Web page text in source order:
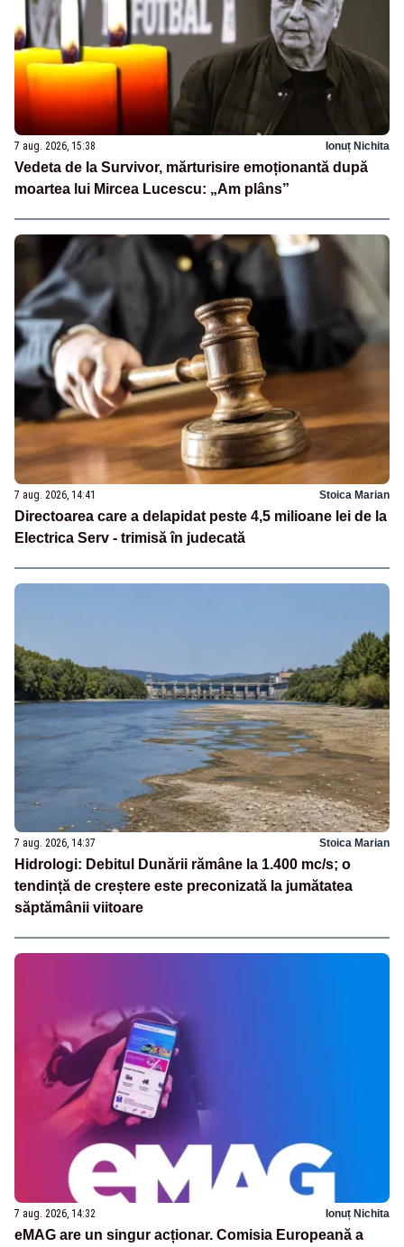
7 aug. 2026, 15:38 Ionuț Nichita
Vedeta de la Survivor, mărturisire emoționantă după
moartea lui Mircea Lucescu: „Am plâns”
7 aug. 2026, 14:41 Stoica Marian
Directoarea care a delapidat peste 4,5 milioane lei de la
Electrica Serv - trimisă în judecată
7 aug. 2026, 14:37 Stoica Marian
Hidrologi: Debitul Dunării rămâne la 1.400 mc/s; o
tendință de creștere este preconizată la jumătatea
săptămânii viitoare
7 aug. 2026, 14:32 Ionuț Nichita
eMAG are un singur acționar. Comisia Europeană a